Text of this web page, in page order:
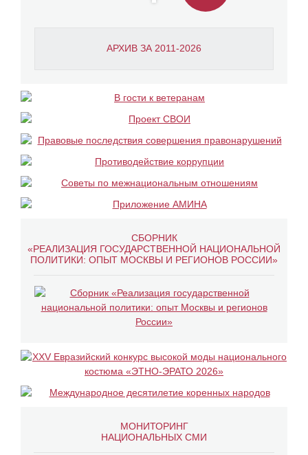
АРХИВ ЗА 2011-2026
СБОРНИК
«РЕАЛИЗАЦИЯ ГОСУДАРСТВЕННОЙ НАЦИОНАЛЬНОЙ
ПОЛИТИКИ: ОПЫТ МОСКВЫ И РЕГИОНОВ РОССИИ»
МОНИТОРИНГ
НАЦИОНАЛЬНЫХ СМИ